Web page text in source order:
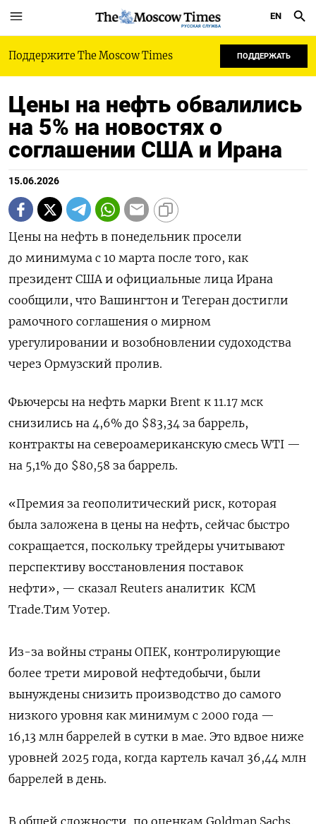
РУССКАЯ СЛУЖБА
EN
Поддержите The Moscow Times ПОДДЕРЖАТЬ
Цены на нефть обвалились
на 5% на новостях о
соглашении США и Ирана
15.06.2026
Цены на нефть в понедельник просели
до минимума с 10 марта после того, как
президент ‌США и официальные лица Ирана
сообщили, что Вашингтон и Тегеран достигли
рамочного соглашения о мирном
урегулировании и возобновлении судоходства
через Ормузский пролив.
Фьючерсы на нефть марки Brent ⁠к 11.17 мск
снизились на 4,6% ‌до $83,34 за баррель,
контракты ‌на североамериканскую смесь WTI —
на 5,1% до $80,58 за баррель.
«Премия за геополитический риск, которая
была заложена в цены на нефть, сейчас быстро
сокращается, поскольку ‌трейдеры учитывают
перспективу восстановления поставок
нефти», — сказал Reuters аналитик KCM
Trade.Тим Уотер.
Из-за войны страны ОПЕК, контролирующие
более трети мировой нефтедобычи, были
вынуждены снизить производство до самого
низкого уровня как минимум с 2000 года —
16,13 млн баррелей в сутки в мае. Это вдвое ниже
уровней 2025 года, когда картель качал 36,44 млн
баррелей в день.
В общей сложности, по оценкам Goldman Sachs,